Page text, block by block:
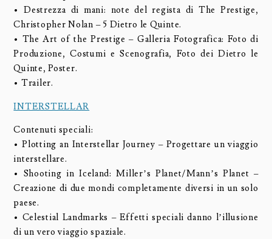
• Destrezza di mani: note del regista di The Prestige,
Christopher Nolan – 5 Dietro le Quinte.
• The Art of the Prestige – Galleria Fotografica: Foto di
Produzione, Costumi e Scenografia, Foto dei Dietro le
Quinte, Poster.
• Trailer.
INTERSTELLAR
Contenuti speciali:
• Plotting an Interstellar Journey – Progettare un viaggio
interstellare.
• Shooting in Iceland: Miller’s Planet/Mann’s Planet –
Creazione di due mondi completamente diversi in un solo
paese.
• Celestial Landmarks – Effetti speciali danno l’illusione
di un vero viaggio spaziale.